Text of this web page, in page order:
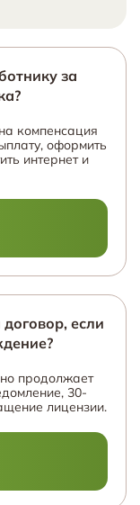
за
компенсация
оформить
интернет и
если
продолжает
30-
лицензии.